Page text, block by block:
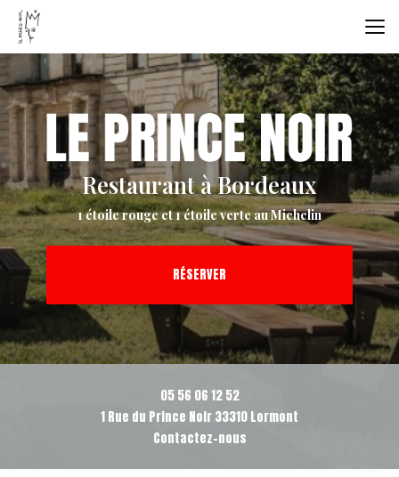
Aller
contenu
principal
Restaurant à Bordeaux
1 étoile rouge et 1 étoile verte au Michelin
RÉSERVER
05 56 06 12 52
1 Rue du Prince Noir 33310 Lormont
Contactez-nous